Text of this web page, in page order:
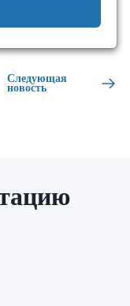
Следующая
новость